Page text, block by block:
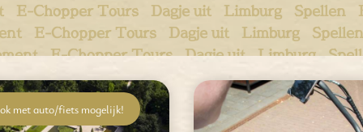
E-Chopper Tours Dagje uit Limburg Spellen
E-Chopper Tours Dagje uit Limburg Spellen
E-Chopper Tours Dagje uit Limburg
E-Chopper Tours Dagje uit Limburg
E-Chopper Tours Dagje uit Limburg
E-Chopper Tours Dagje uit Limburg
met auto/fiets mogelijk!